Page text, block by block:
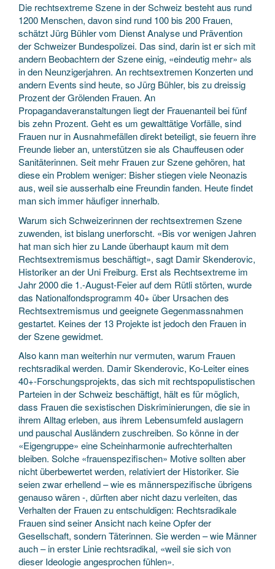
Die rechtsextreme Szene in der Schweiz besteht aus rund
1200 Menschen, davon sind rund 100 bis 200 Frauen,
schätzt Jürg Bühler vom Dienst Analyse und Prävention
der Schweizer Bundespolizei. Das sind, darin ist er sich mit
andern Beobachtern der Szene einig, «eindeutig mehr» als
in den Neunzigerjahren. An rechtsextremen Konzerten und
andern Events sind heute, so Jürg Bühler, bis zu dreissig
Prozent der Grölenden Frauen. An
Propagandaveranstaltungen liegt der Frauenanteil bei fünf
bis zehn Prozent. Geht es um gewalttätige Vorfälle, sind
Frauen nur in Ausnahmefällen direkt beteiligt, sie feuern ihre
Freunde lieber an, unterstützen sie als Chauffeusen oder
Sanitäterinnen. Seit mehr Frauen zur Szene gehören, hat
diese ein Problem weniger: Bisher stiegen viele Neonazis
aus, weil sie ausserhalb eine Freundin fanden. Heute findet
man sich immer häufiger innerhalb.
Warum sich Schweizerinnen der rechtsextremen Szene
zuwenden, ist bislang unerforscht. «Bis vor wenigen Jahren
hat man sich hier zu Lande überhaupt kaum mit dem
Rechtsextremismus beschäftigt», sagt Damir Skenderovic,
Historiker an der Uni Freiburg. Erst als Rechtsextreme im
Jahr 2000 die 1.-August-Feier auf dem Rütli störten, wurde
das Nationalfondsprogramm 40+ über Ursachen des
Rechtsextremismus und geeignete Gegenmassnahmen
gestartet. Keines der 13 Projekte ist jedoch den Frauen in
der Szene gewidmet.
Also kann man weiterhin nur vermuten, warum Frauen
rechtsradikal werden. Damir Skenderovic, Ko-Leiter eines
40+-Forschungsprojekts, das sich mit rechtspopulistischen
Parteien in der Schweiz beschäftigt, hält es für möglich,
dass Frauen die sexistischen Diskriminierungen, die sie in
ihrem Alltag erleben, aus ihrem Lebensumfeld auslagern
und pauschal Ausländern zuschreiben. So könne in der
«Eigengruppe» eine Scheinharmonie aufrechterhalten
bleiben. Solche «frauenspezifischen» Motive sollten aber
nicht überbewertet werden, relativiert der Historiker. Sie
seien zwar erhellend – wie es männerspezifische übrigens
genauso wären -, dürften aber nicht dazu verleiten, das
Verhalten der Frauen zu entschuldigen: Rechtsradikale
Frauen sind seiner Ansicht nach keine Opfer der
Gesellschaft, sondern Täterinnen. Sie werden – wie Männer
auch – in erster Linie rechtsradikal, «weil sie sich von
dieser Ideologie angesprochen fühlen».